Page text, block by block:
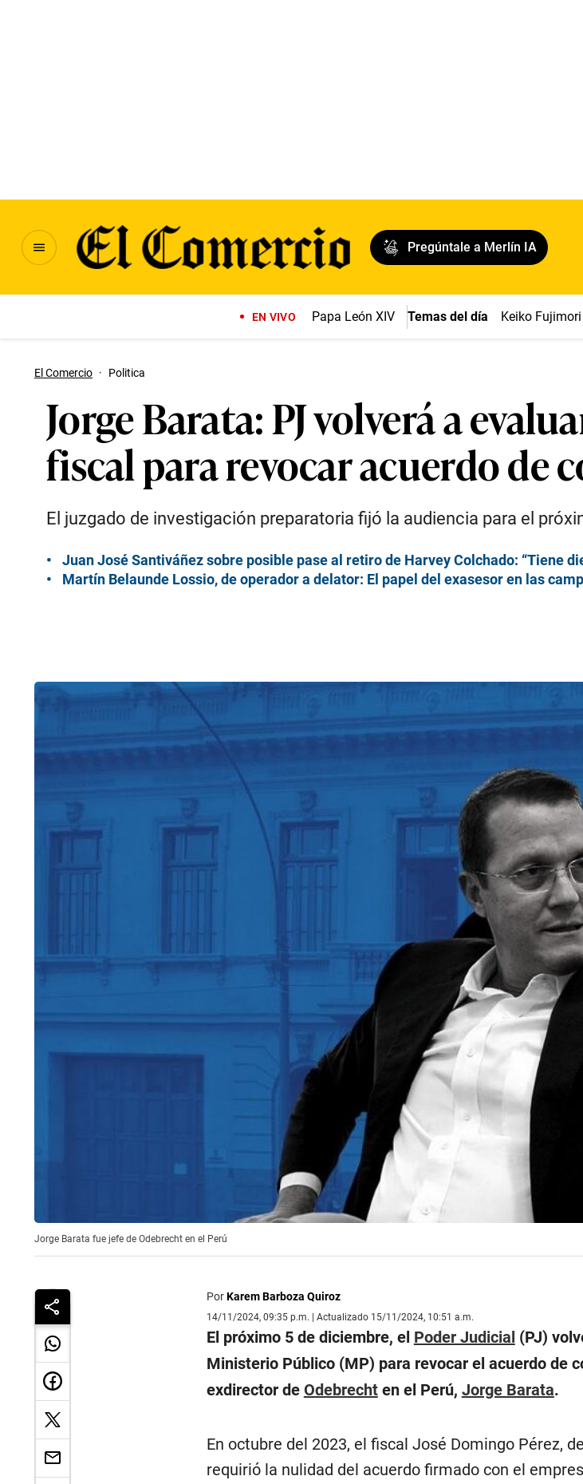
Pregúntale a Merlín IA
EN VIVO Papa León XIV Temas del día Keiko Fujimori
El Comercio · Politica
Jorge Barata: PJ volverá a
fiscal para revocar acuerdo de
El juzgado de investigación preparatoria fijó la audiencia para el
Juan José Santiváñez sobre posible pase al retiro de Harvey Colchado: “Tiene
Martín Belaunde Lossio, de operador a delator: El papel del exasesor en las
Jorge Barata fue jefe de Odebrecht en el Perú
PorKarem Barboza Quiroz
14/11/2024, 09:35 p.m. | Actualizado 15/11/2024, 10:51 a.m.
El próximo 5 de diciembre, el Poder Judicial (PJ)
Ministerio Público (MP) para revocar el acuerdo de
exdirector de Odebrechten el Perú, Jorge Barata.
En octubre del 2023, el fiscal José Domingo Pérez,
requirió la nulidad del acuerdo firmado con el